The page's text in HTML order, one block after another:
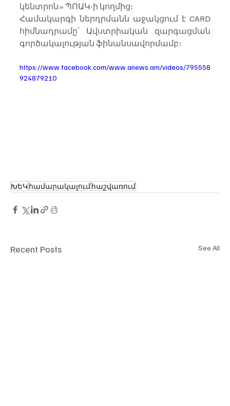
կենտրոն» ՊՈԱԿ-ի կողմից։
Համակարգի ներդրմանն աջակցում է CARD
հիմնադրամը՝ Ավստրիական զարգացման
գործակալության ֆինանսավորմամբ։
https://www.facebook.com/www.anews.am/videos/795558
924879210
ԽԵԿ համարակալումհաշվառում
Recent Posts See All